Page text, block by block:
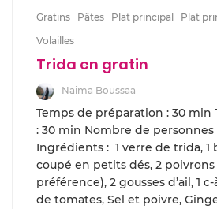
Gratins Pâtes Plat principal Plat
Volailles
Trida en gratin
Naima Boussaa
Temps de préparation : 30 min
: 30 min Nombre de personnes
Ingrédients : 1 verre de trida, 1
coupé en petits dés, 2
préférence), 2 gousses d’ail, 1
de tomates, Sel et poivre,